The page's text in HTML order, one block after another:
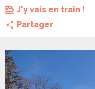
J'y vais en train !
Partager